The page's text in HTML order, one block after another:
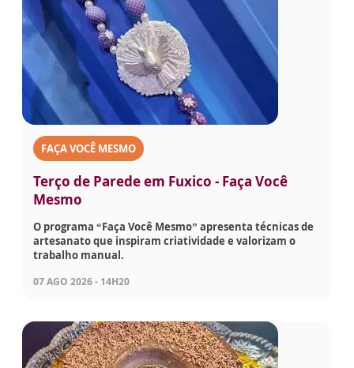
FAÇA VOCÊ MESMO
Terço de Parede em Fuxico - Faça Você
Mesmo
O programa “Faça Você Mesmo” apresenta técnicas de
artesanato que inspiram criatividade e valorizam o
trabalho manual.
07 AGO 2026 - 14H20